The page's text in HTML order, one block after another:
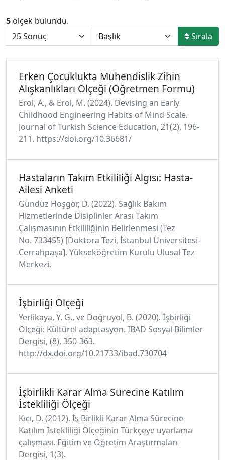
5 ölçek bulundu.
Sırala
Erken Çocuklukta Mühendislik Zihin
Alışkanlıkları Ölçeği (Öğretmen Formu)
Erol, A., & Erol, M. (2024). Devising an Early
Childhood Engineering Habits of Mind Scale.
Journal of Turkish Science Education, 21(2), 196-
211. https://doi.org/10.36681/
Hastaların Takım Etkililiği Algısı: Hasta-
Ailesi Anketi
Gündüz Hoşgör, D. (2022). Sağlık Bakım
Hizmetlerinde Disiplinler Arası Takım
Çalışmasının Etkililiğinin Belirlenmesi (Tez
No. 733455) [Doktora Tezi, İstanbul Üniversitesi-
Cerrahpaşa]. Yükseköğretim Kurulu Ulusal Tez
Merkezi.
İşbirliği Ölçeği
Yerlikaya, Y. G., ve Doğruyol, B. (2020). İşbirliği
Ölçeği: Kültürel adaptasyon. IBAD Sosyal Bilimler
Dergisi, (8), 350-363.
http://dx.doi.org/10.21733/ibad.730704
İşbirlikli Karar Alma Sürecine Katılım
İstekliliği Ölçeği
Kıcı, D. (2012). İş Birlikli Karar Alma Sürecine
Katılım İstekliliği Ölçeğinin Türkçeye uyarlama
çalışması. Eğitim ve Öğretim Araştırmaları
Dergisi, 1(3).